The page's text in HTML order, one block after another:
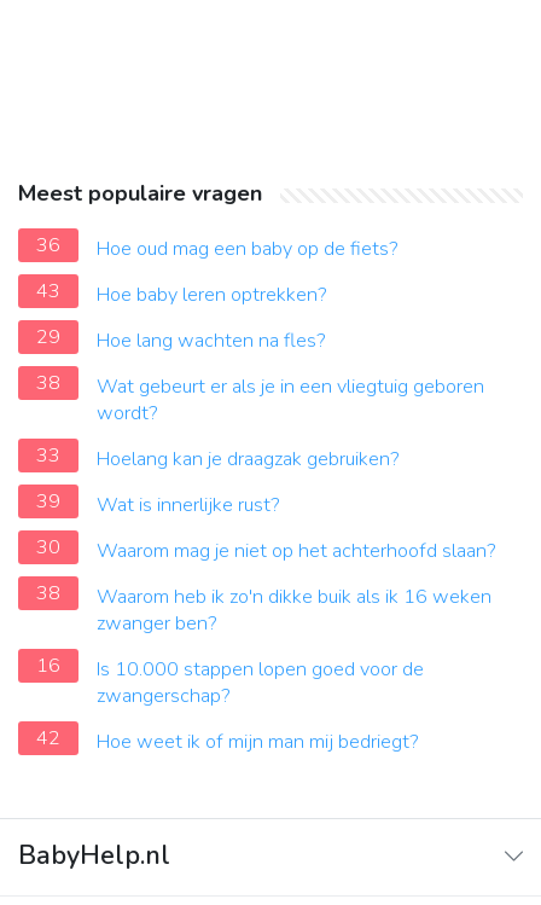
Meest populaire vragen
36
Hoe oud mag een baby op de fiets?
43
Hoe baby leren optrekken?
29
Hoe lang wachten na fles?
38
Wat gebeurt er als je in een vliegtuig geboren
wordt?
33
Hoelang kan je draagzak gebruiken?
39
Wat is innerlijke rust?
30
Waarom mag je niet op het achterhoofd slaan?
38
Waarom heb ik zo'n dikke buik als ik 16 weken
zwanger ben?
16
Is 10.000 stappen lopen goed voor de
zwangerschap?
42
Hoe weet ik of mijn man mij bedriegt?
BabyHelp.nl